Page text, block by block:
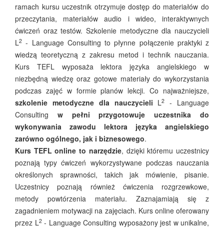
ramach kursu uczestnik otrzymuje dostęp do materiałów do
przeczytania, materiałów audio i wideo, interaktywnych
ćwiczeń oraz testów. Szkolenie metodyczne dla nauczycieli
L2 - Language Consulting to płynne połączenie praktyki z
wiedzą teoretyczną z zakresu metod i technik nauczania.
Kurs TEFL wyposaża lektora języka angielskiego w
niezbędną wiedzę oraz gotowe materiały do wykorzystania
podczas zajęć w formie planów lekcji. Co najważniejsze,
szkolenie metodyczne dla nauczycieli L2
- Language
Consulting w pełni przygotowuje uczestnika do
wykonywania zawodu lektora języka angielskiego
zarówno ogólnego, jak i biznesowego.
Kurs TEFL online to narzędzie, dzięki któremu uczestnicy
poznają typy ćwiczeń wykorzystywane podczas nauczania
określonych sprawności, takich jak mówienie, pisanie.
Uczestnicy poznają również ćwiczenia rozgrzewkowe,
metody powtórzenia materiału. Zaznajamiają się z
zagadnieniem motywacji na zajęciach. Kurs online oferowany
przez L2- Language Consulting wyposażony jest w unikalne,